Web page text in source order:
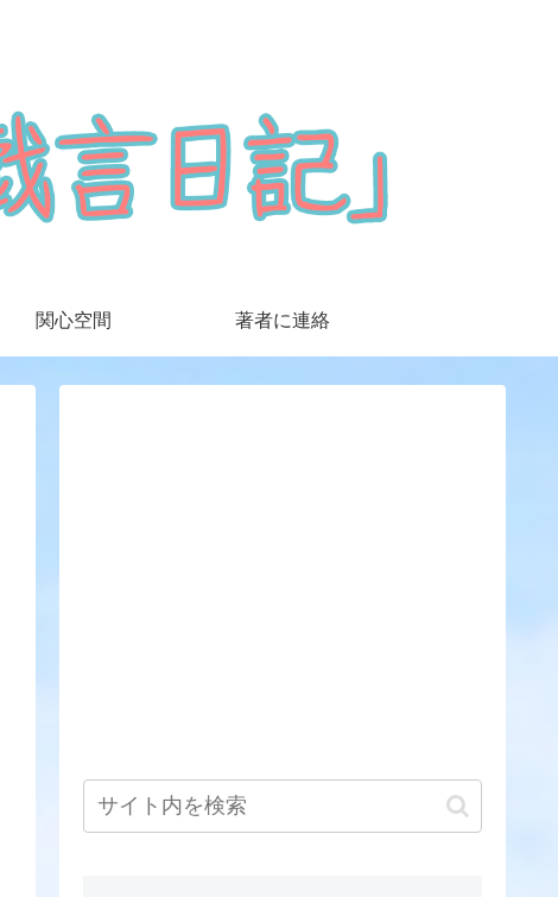
関心空間 著者に連絡